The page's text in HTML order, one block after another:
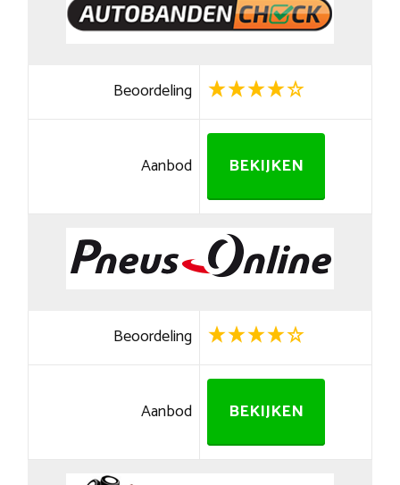
Beoordeling
Aanbod BEKIJKEN
Beoordeling
Aanbod BEKIJKEN